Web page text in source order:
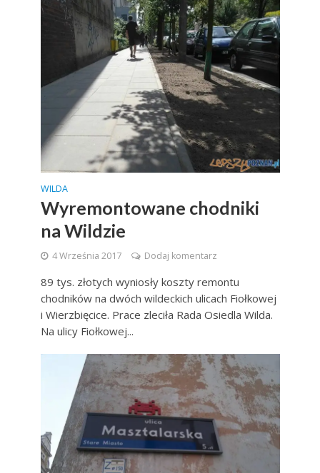
WILDA
Wyremontowane chodniki
na Wildzie
4 Września 2017 Dodaj komentarz
89 tys. złotych wyniosły koszty remontu
chodników na dwóch wildeckich ulicach Fiołkowej
i Wierzbięcice. Prace zleciła Rada Osiedla Wilda.
Na ulicy Fiołkowej...